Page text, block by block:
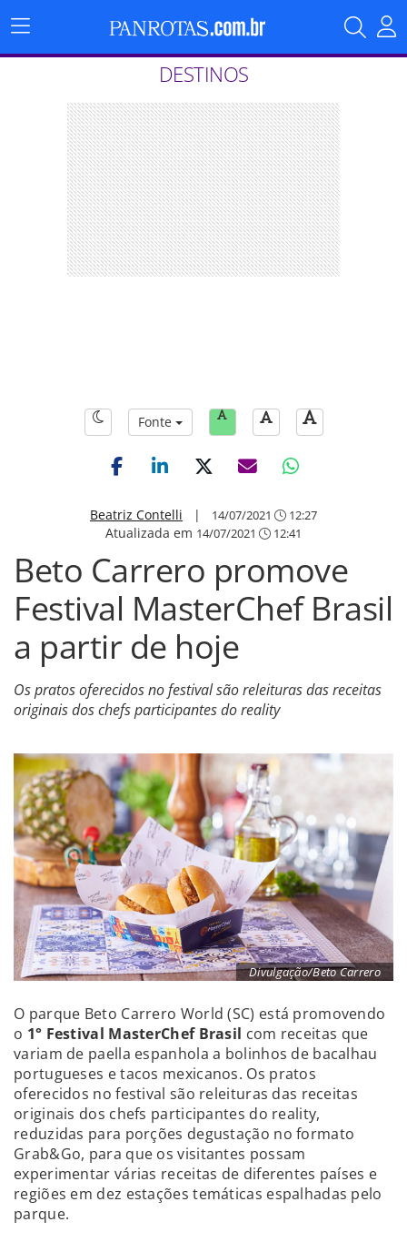
Menu
Principal
DESTINOS
Fonte
Beatriz Contelli | 14/07/2021 12:27
Atualizada em 14/07/2021 12:41
Beto Carrero promove
Festival MasterChef Brasil
a partir de hoje
Os pratos oferecidos no festival são releituras das receitas
originais dos chefs participantes do reality
Divulgação/Beto Carrero
O parque Beto Carrero World (SC) está promovendo
o 1° Festival MasterChef Brasil com receitas que
variam de paella espanhola a bolinhos de bacalhau
portugueses e tacos mexicanos. Os pratos
oferecidos no festival são releituras das receitas
originais dos chefs participantes do reality,
reduzidas para porções degustação no formato
Grab&Go, para que os visitantes possam
experimentar várias receitas de diferentes países e
regiões em dez estações temáticas espalhadas pelo
parque.